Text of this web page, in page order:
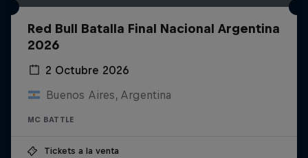
Red Bull Batalla Final Nacional Argentina
2026
2 Octubre 2026
Buenos Aires, Argentina
MC BATTLE
Tickets a la venta